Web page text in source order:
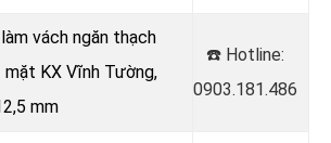
vách ngăn thạch
KX Vĩnh Tường,
mm
☎️ Hotline:
0903.181.486